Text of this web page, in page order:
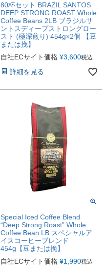
80杯セット BRAZIL SANTOS
DEEP STRONG ROAST Whole
Coffee Beans 2LB ブラジルサ
ントスディープストロングロー
スト (極深煎り) 454g×2個 【豆
または挽】
自社ECサイト価格 ¥3,600税込
詳細を見る
Special Iced Coffee Blend
“Deep Strong Roast” Whole
Coffee Bean LB スペシャルア
イスコーヒーブレンド
454g【豆または挽】
自社ECサイト価格 ¥1,990税込